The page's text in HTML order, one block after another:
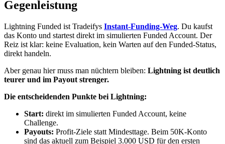
Gegenleistung
Lightning Funded ist Tradeifys Instant-Funding-Weg. Du kaufst
das Konto und startest direkt im simulierten Funded Account. Der
Reiz ist klar: keine Evaluation, kein Warten auf den Funded-Status,
direkt handeln.
Aber genau hier muss man nüchtern bleiben: Lightning ist deutlich
teurer und im Payout strenger.
Die entscheidenden Punkte bei Lightning:
Start: direkt im simulierten Funded Account, keine
Challenge.
Payouts: Profit-Ziele statt Mindesttage. Beim 50K-Konto
sind das aktuell zum Beispiel 3.000 USD für den ersten